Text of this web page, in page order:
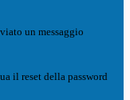
un messaggio
il reset della password